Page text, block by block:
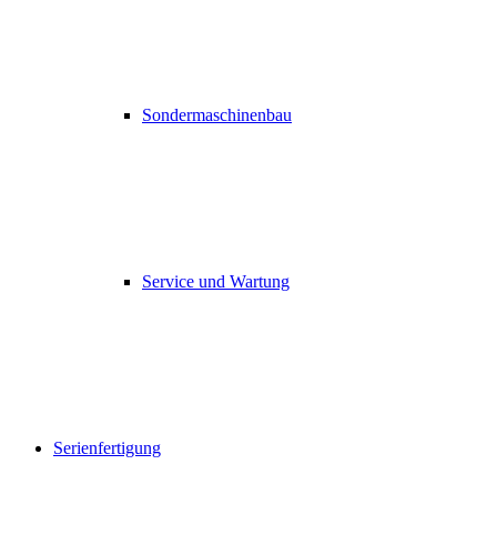
Sondermaschinenbau
Service und Wartung
Serienfertigung